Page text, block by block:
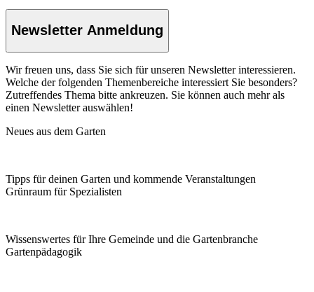
Newsletter Anmeldung
Wir freuen uns, dass Sie sich für unseren Newsletter interessieren.
Welche der folgenden Themenbereiche interessiert Sie besonders?
Zutreffendes Thema bitte ankreuzen. Sie können auch mehr als
einen Newsletter auswählen!
Neues aus dem Garten
Tipps für deinen Garten und kommende Veranstaltungen
Grünraum für Spezialisten
Wissenswertes für Ihre Gemeinde und die Gartenbranche
Garten­pädagogik